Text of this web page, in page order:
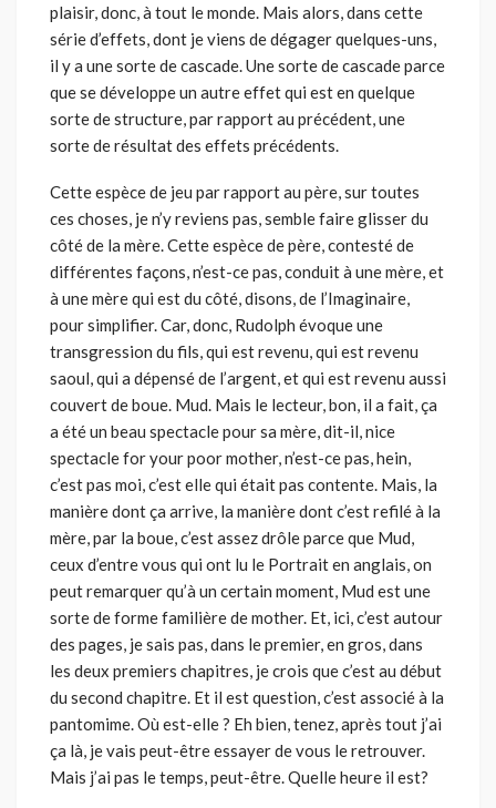
plaisir, donc, à tout le monde. Mais alors, dans cette
série d’effets, dont je viens de dégager quelques-uns,
il y a une sorte de cascade. Une sorte de cascade parce
que se développe un autre effet qui est en quelque
sorte de structure, par rapport au précédent, une
sorte de résultat des effets précédents.
Cette espèce de jeu par rapport au père, sur toutes
ces choses, je n’y reviens pas, semble faire glisser du
côté de la mère. Cette espèce de père, contesté de
différentes façons, n’est-ce pas, conduit à une mère, et
à une mère qui est du côté, disons, de l’Imaginaire,
pour simplifier. Car, donc, Rudolph évoque une
transgression du fils, qui est revenu, qui est revenu
saoul, qui a dépensé de l’argent, et qui est revenu aussi
couvert de boue. Mud. Mais le lecteur, bon, il a fait, ça
a été un beau spectacle pour sa mère, dit-il, nice
spectacle for your poor mother, n’est-ce pas, hein,
c’est pas moi, c’est elle qui était pas contente. Mais, la
manière dont ça arrive, la manière dont c’est refilé à la
mère, par la boue, c’est assez drôle parce que Mud,
ceux d’entre vous qui ont lu le Portrait en anglais, on
peut remarquer qu’à un certain moment, Mud est une
sorte de forme familière de mother. Et, ici, c’est autour
des pages, je sais pas, dans le premier, en gros, dans
les deux premiers chapitres, je crois que c’est au début
du second chapitre. Et il est question, c’est associé à la
pantomime. Où est-elle ? Eh bien, tenez, après tout j’ai
ça là, je vais peut-être essayer de vous le retrouver.
Mais j’ai pas le temps, peut-être. Quelle heure il est?